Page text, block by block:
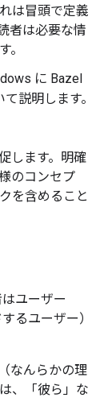
は冒頭で定義
者は必要な情
。
に Bazel
説明します。
します。明確
のコンセプ
を含めること
ユーザー
るユーザー）
なんらかの理
、「彼ら」な